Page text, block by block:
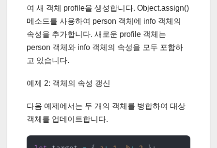
여 새 객체 profile을 생성합니다. Object.assign()
메소드를 사용하여 person 객체에 info 객체의
속성을 추가합니다. 새로운 profile 객체는
person 객체와 info 객체의 속성을 모두 포함하
고 있습니다.
예제 2: 객체의 속성 갱신
다음 예제에서는 두 개의 객체를 병합하여 대상
객체를 업데이트합니다.